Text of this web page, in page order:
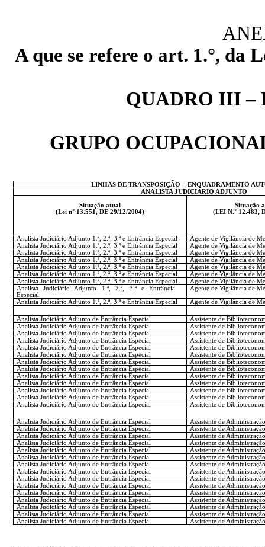
A que se refere o art. 1.°, da
QUADRO III –
GRUPO
LINHAS DE TRANSPOSIÇÃO – ENQUADRAMENTO
ANALISTA JUDICIÁRIO ADJUNTO
Situação atual
(Lei n° 13.551, DE 29/12/2004)
Situação
(LEI N.° 12.483,
Analista Judiciário Adjunto 1.ª, 2.ª, 3.ª e Entrância Especial
Agente de Vigilância de
Analista Judiciário Adjunto 1.ª, 2.ª, 3.ª e Entrância Especial
Agente de Vigilância de
Analista Judiciário Adjunto 1.ª, 2.ª, 3.ª e Entrância Especial
Agente de Vigilância de
Analista Judiciário Adjunto 1.ª, 2.ª, 3.ª e Entrância Especial
Agente de Vigilância de
Analista Judiciário Adjunto 1.ª, 2.ª, 3.ª e Entrância Especial
Agente de Vigilância de
Analista Judiciário Adjunto 1.ª, 2.ª, 3.ª e Entrância Especial
Agente de Vigilância de
Analista Judiciário Adjunto 1.ª, 2.ª, 3.ª e Entrância Especial
Agente de Vigilância de
Analista Judiciário Adjunto 1.ª, 2.ª, 3.ª e Entrância
Especial
Agente de Vigilância de
Analista Judiciário Adjunto 1.ª, 2.ª, 3.ª e Entrância Especial Agente de Vigilância de
Analista Judiciário Adjunto de Entrância Especial
Assistente de
Analista Judiciário Adjunto de Entrância Especial
Assistente de
Analista Judiciário Adjunto de Entrância Especial
Assistente de
Analista Judiciário Adjunto de Entrância Especial
Assistente de
Analista Judiciário Adjunto de Entrância Especial
Assistente de
Analista Judiciário Adjunto de Entrância Especial
Assistente de
Analista Judiciário Adjunto de Entrância Especial
Assistente de
Analista Judiciário Adjunto de Entrância Especial
Assistente de
Analista Judiciário Adjunto de Entrância Especial
Assistente de
Analista Judiciário Adjunto de Entrância Especial
Assistente de
Analista Judiciário Adjunto de Entrância Especial
Assistente de
Analista Judiciário Adjunto de Entrância Especial
Assistente de
Analista Judiciário Adjunto de Entrância Especial
Assistente de
Analista Judiciário Adjunto de Entrância Especial
Assistente de
Analista Judiciário Adjunto de Entrância Especial
Assistente de
Analista Judiciário Adjunto de Entrância Especial
Assistente de
Analista Judiciário Adjunto de Entrância Especial
Assistente de
Analista Judiciário Adjunto de Entrância Especial
Assistente de
Analista Judiciário Adjunto de Entrância Especial
Assistente de
Analista Judiciário Adjunto de Entrância Especial
Assistente de
Analista Judiciário Adjunto de Entrância Especial
Assistente de
Analista Judiciário Adjunto de Entrância Especial
Assistente de
Analista Judiciário Adjunto de Entrância Especial
Assistente de
Analista Judiciário Adjunto de Entrância Especial
Assistente de
Analista Judiciário Adjunto de Entrância Especial
Assistente de
Analista Judiciário Adjunto de Entrância Especial
Assistente de
Analista Judiciário Adjunto de Entrância Especial
Assistente de
Analista Judiciário Adjunto de Entrância Especial
Assistente de